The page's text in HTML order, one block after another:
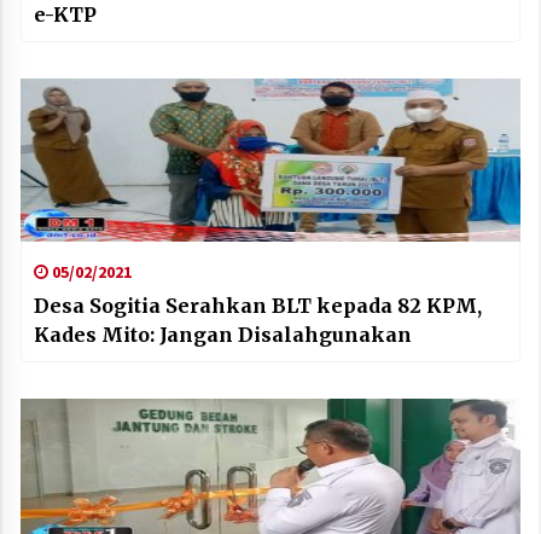
e-KTP
05/02/2021
Desa Sogitia Serahkan BLT kepada 82 KPM,
Kades Mito: Jangan Disalahgunakan